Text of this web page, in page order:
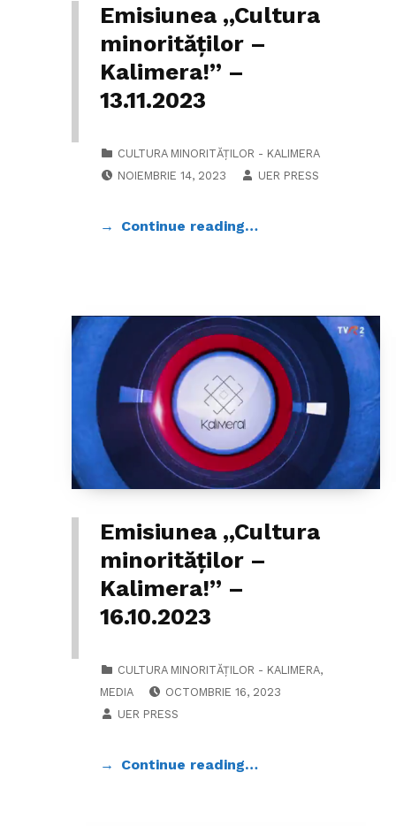
Emisiunea ,,Cultura
minorităților –
Kalimera!” –
13.11.2023
CULTURA MINORITĂȚILOR - KALIMERA
NOIEMBRIE 14, 2023
UER PRESS
Continue reading…
Emisiunea ,,Cultura
minorităților –
Kalimera!” –
16.10.2023
CULTURA MINORITĂȚILOR - KALIMERA,
MEDIA
OCTOMBRIE 16, 2023
UER PRESS
Continue reading…